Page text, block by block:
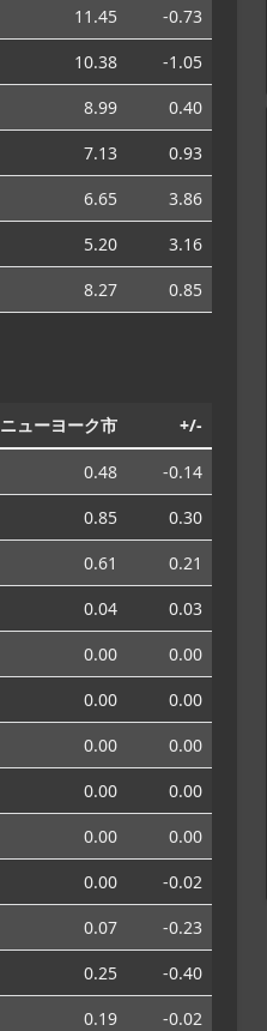
11.45
-0.73
10.38
-1.05
8.99
0.40
7.13
0.93
6.65
3.86
5.20
3.16
8.27 0.85
ニューヨーク市 +/-
0.48
-0.14
0.85
0.30
0.61
0.21
0.04
0.03
0.00
0.00
0.00
0.00
0.00
0.00
0.00
0.00
0.00
0.00
0.00
-0.02
0.07
-0.23
0.25
-0.40
0.19 -0.02